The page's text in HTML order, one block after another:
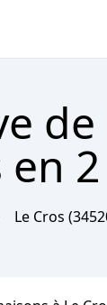
en
Le Cros